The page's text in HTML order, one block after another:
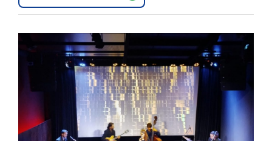
Interés
La
Ciudad
Arte
y
Espectáculos